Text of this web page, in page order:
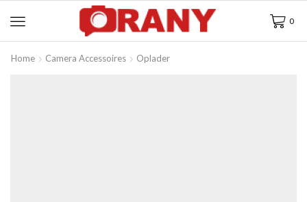
0
Home Camera Accessoires Oplader